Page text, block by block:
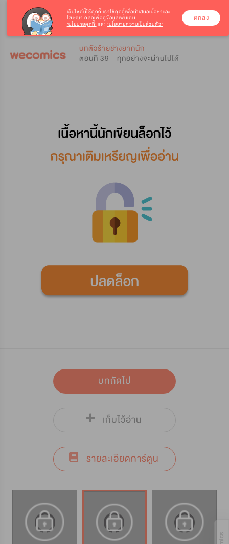
บทตัวร้ายช่างยากนัก
ตอนที่ 39 - ทุกอย่างจะผ่านไปได้
บทถัดไป
เก็บไว้อ่าน
รายละเอียดการ์ตูน
เว็บไซต์นี้ใช้คุกกี้ เราใช้คุกกี้เพื่อนำเสนอเนื้อหาและ
โฆษณา คลิกเพื่อดูข้อมูลเพิ่มเติม
‘นโยบายคุกกี้’ และ ‘นโยบายความเป็นส่วนตัว’
ตกลง